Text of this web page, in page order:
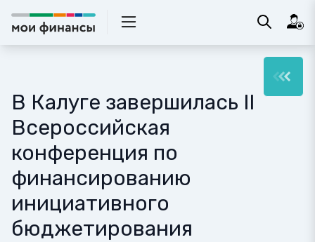
В Калуге завершилась II
Всероссийская
конференция по
финансированию
инициативного
бюджетирования